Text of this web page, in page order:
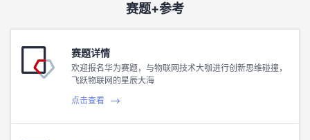
赛题+参考
赛题详情
欢迎报名华为赛题，与物联网技术大咖进行创新思维碰撞，
飞跃物联网的星辰大海
点击查看